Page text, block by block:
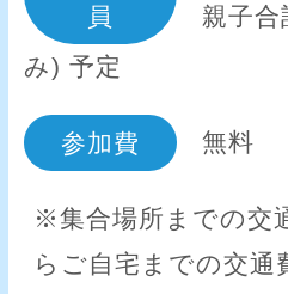
員
親子合
み) 予定
参加費 無料
※集合場所までの交
らご自宅までの交通